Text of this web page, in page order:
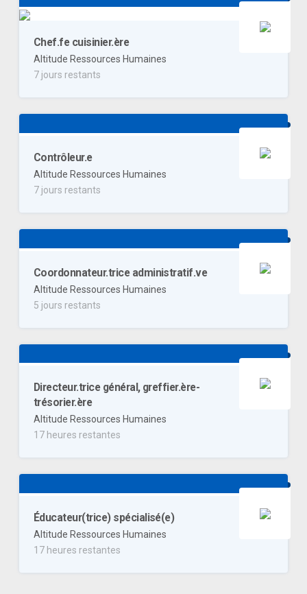
Chef.fe cuisinier.ère
Altitude Ressources Humaines
7 jours restants
Contrôleur.e
Altitude Ressources Humaines
7 jours restants
Coordonnateur.trice administratif.ve
Altitude Ressources Humaines
5 jours restants
Directeur.trice général, greffier.ère-
trésorier.ère
Altitude Ressources Humaines
17 heures restantes
Éducateur(trice) spécialisé(e)
Altitude Ressources Humaines
17 heures restantes